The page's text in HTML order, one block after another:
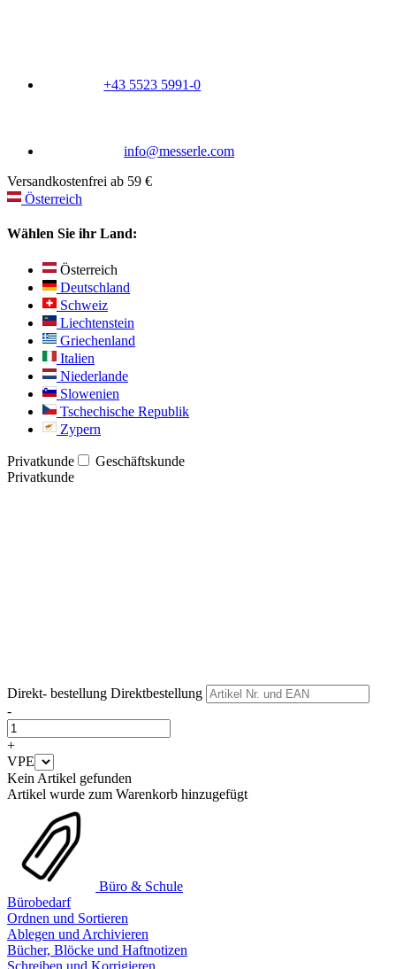
+43 5523 5991-0
info@messerle.com
Versandkostenfrei ab 59 €
Österreich
Wählen Sie ihr Land:
Österreich
Deutschland
Schweiz
Liechtenstein
Griechenland
Italien
Niederlande
Slowenien
Tschechische Republik
Zypern
Privatkunde
Geschäftskunde
Privatkunde
Direkt- bestellung Direktbestellung
-
+
VPE
Kein Artikel gefunden
Artikel wurde zum Warenkorb hinzugefügt
Büro & Schule
Bürobedarf
Ordnen und Sortieren
Ablegen und Archivieren
Bücher, Blöcke und Haftnotizen